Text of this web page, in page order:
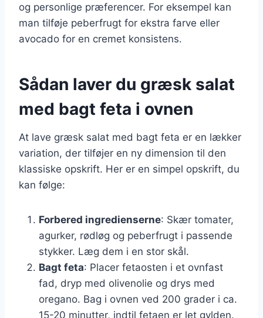
og personlige præferencer. For eksempel kan
man tilføje peberfrugt for ekstra farve eller
avocado for en cremet konsistens.
Sådan laver du græsk salat
med bagt feta i ovnen
At lave græsk salat med bagt feta er en lækker
variation, der tilføjer en ny dimension til den
klassiske opskrift. Her er en simpel opskrift, du
kan følge:
Forbered ingredienserne: Skær tomater,
agurker, rødløg og peberfrugt i passende
stykker. Læg dem i en stor skål.
Bagt feta: Placer fetaosten i et ovnfast
fad, dryp med olivenolie og drys med
oregano. Bag i ovnen ved 200 grader i ca.
15-20 minutter, indtil fetaen er let gylden.